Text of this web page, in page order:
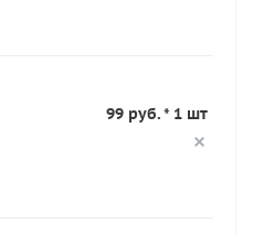
99 руб. * 1 шт